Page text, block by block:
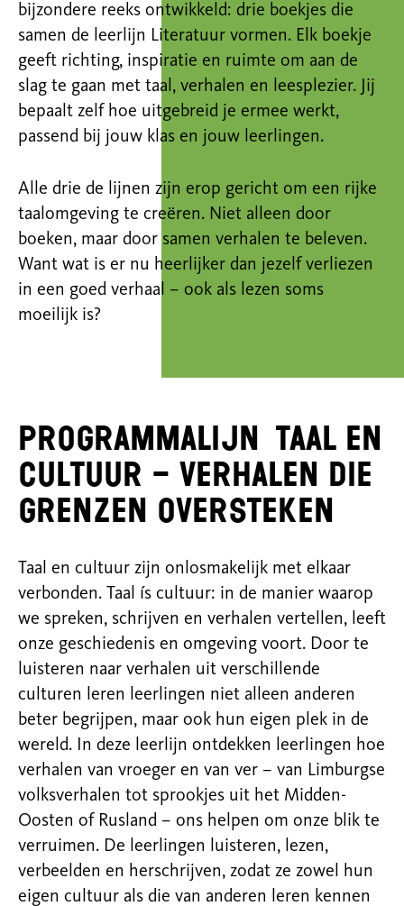
bijzondere reeks ontwikkeld: drie boekjes die
samen de leerlijn Literatuur vormen. Elk boekje
geeft richting, inspiratie en ruimte om aan de
slag te gaan met taal, verhalen en leesplezier. Jij
bepaalt zelf hoe uitgebreid je ermee werkt,
passend bij jouw klas en jouw leerlingen.
Alle drie de lijnen zijn erop gericht om een rijke
taalomgeving te creëren. Niet alleen door
boeken, maar door samen verhalen te beleven.
Want wat is er nu heerlijker dan jezelf verliezen
in een goed verhaal – ook als lezen soms
moeilijk is?
Programmalijn
Taal en
Cultuur – verhalen die
grenzen oversteken
Taal en cultuur zijn onlosmakelijk met elkaar
verbonden. Taal ís cultuur: in de manier waarop
we spreken, schrijven en verhalen vertellen, leeft
onze geschiedenis en omgeving voort. Door te
luisteren naar verhalen uit verschillende
culturen leren leerlingen niet alleen anderen
beter begrijpen, maar ook hun eigen plek in de
wereld. In deze leerlijn ontdekken leerlingen hoe
verhalen van vroeger en van ver – van Limburgse
volksverhalen tot sprookjes uit het Midden-
Oosten of Rusland – ons helpen om onze blik te
verruimen. De leerlingen luisteren, lezen,
verbeelden en herschrijven, zodat ze zowel hun
eigen cultuur als die van anderen leren kennen